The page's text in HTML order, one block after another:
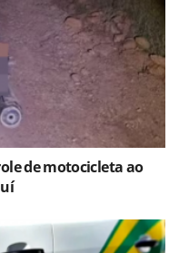
de motocicleta ao